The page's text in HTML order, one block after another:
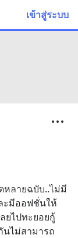
เข้าสู่ระบบ
หลายฉบับ..ไม่มี
ะมีออฟชั่นให้
ยไปทะยอยกู้
นไม่สามารถ